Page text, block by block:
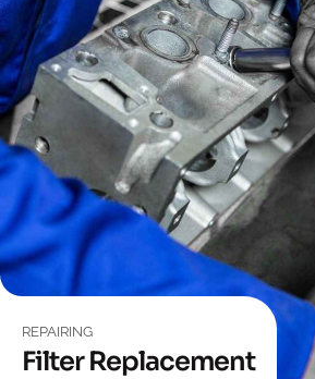
REPAIRING
Filter Replacement